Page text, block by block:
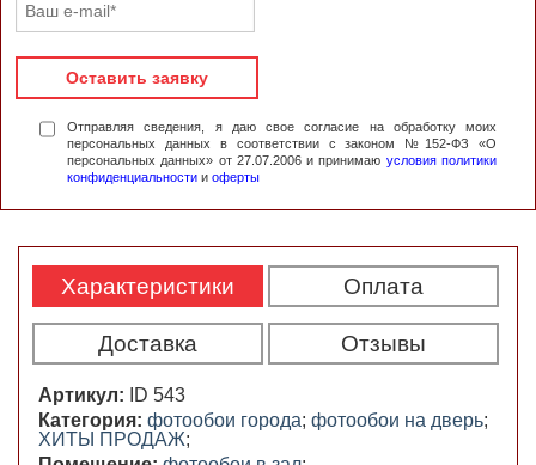
Оставить заявку
Отправляя сведения, я даю свое согласие на обработку моих
персональных данных в соответствии с законом №152-ФЗ «О
персональных данных» от 27.07.2006 и принимаю условия политики
конфиденциальности и оферты
Характеристики Оплата
Доставка Отзывы
Артикул:
ID 543
Категория: фотообои города; фотообои на дверь;
ХИТЫ ПРОДАЖ;